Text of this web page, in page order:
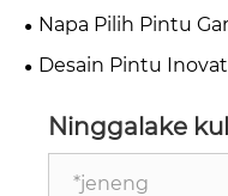
Gunakake Jangka
Napa Pilih Pintu
Omah Modern?
Desain Pintu
Ninggalake